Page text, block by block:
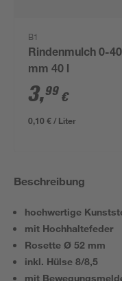
B1
Rindenmulch 0-40
mm 40 l
3,99 €
0,10 € / Liter
Beschreibung
hochwertige
mit Hochhaltefeder
Rosette Ø 52 mm
inkl. Hülse 8/8,5
mit